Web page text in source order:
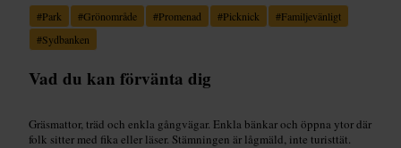
#Park #Grönområde #Promenad #Picknick #Familjevänligt
#Sydbanken
Vad du kan förvänta dig
Gräsmattor, träd och enkla gångvägar. Enkla bänkar och öppna ytor där
folk sitter med fika eller läser. Stämningen är lågmäld, inte turisttät.